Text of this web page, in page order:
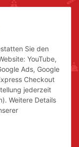
Sie den
YouTube,
Ads, Google
Checkout
jederzeit
Weitere Details